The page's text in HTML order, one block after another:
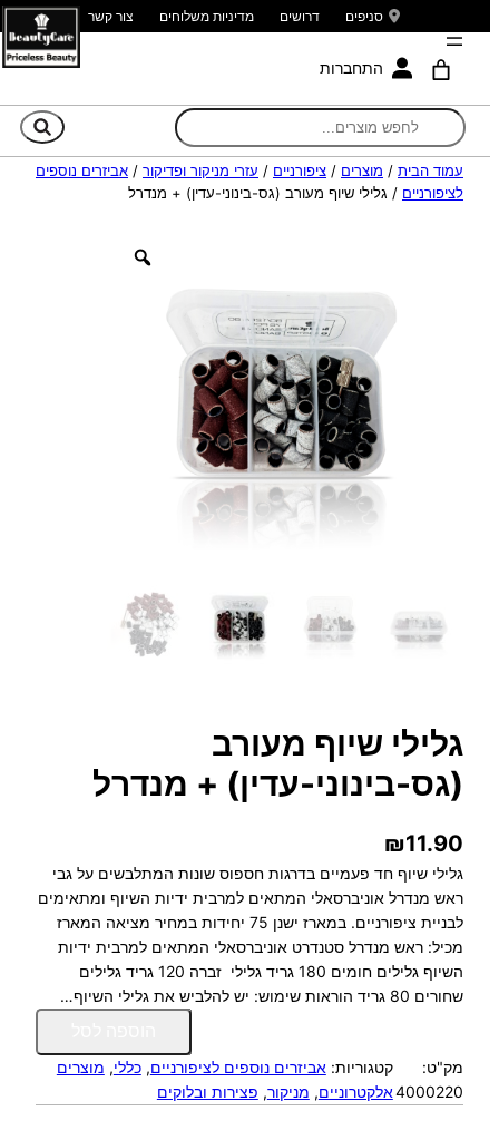
סניפים דרושים מדיניות משלוחים צור קשר
התחברות
עמוד הבית / מוצרים / ציפורניים / עזרי מניקור ופדיקור / אביזרים נוספים
לציפורניים / גלילי שיוף מעורב (גס-בינוני-עדין) + מנדרל
גלילי שיוף מעורב
(גס-בינוני-עדין) + מנדרל
₪11.90
גלילי שיוף חד פעמיים בדרגות חספוס שונות המתלבשים על גבי
ראש מנדרל אוניברסאלי המתאים למרבית ידיות השיוף ומתאימים
לבניית ציפורניים. במארז ישנן 75 יחידות במחיר מציאה המארז
מכיל: ראש מנדרל סטנדרט אוניברסאלי המתאים למרבית ידיות
השיוף גלילים חומים 180 גריד גלילי זברה 120 גריד גלילים
שחורים 80 גריד הוראות שימוש: יש להלביש את גלילי השיוף…
כ
ו
ת
מק"ט:
4000220
קטגוריות:אביזרים נוספים לציפורניים, כללי, מוצרים
אלקטרוניים, מניקור, פצירות ובלוקים